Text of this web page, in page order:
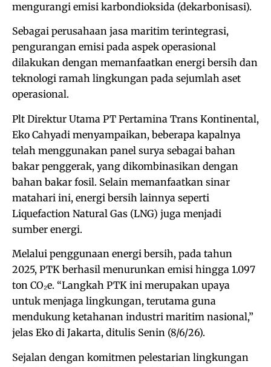
mengurangi emisi karbondioksida (dekarbonisasi).
Sebagai perusahaan jasa maritim terintegrasi,
pengurangan emisi pada aspek operasional
dilakukan dengan memanfaatkan energi bersih dan
teknologi ramah lingkungan pada sejumlah aset
operasional.
Plt Direktur Utama PT Pertamina Trans Kontinental,
Eko Cahyadi menyampaikan, beberapa kapalnya
telah menggunakan panel surya sebagai bahan
bakar penggerak, yang dikombinasikan dengan
bahan bakar fosil. Selain memanfaatkan sinar
matahari ini, energi bersih lainnya seperti
Liquefaction Natural Gas (LNG) juga menjadi
sumber energi.
Melalui penggunaan energi bersih, pada tahun
2025, PTK berhasil menurunkan emisi hingga 1.097
ton CO₂e. “Langkah PTK ini merupakan upaya
untuk menjaga lingkungan, terutama guna
mendukung ketahanan industri maritim nasional,”
jelas Eko di Jakarta, ditulis Senin (8/6/26).
Sejalan dengan komitmen pelestarian lingkungan